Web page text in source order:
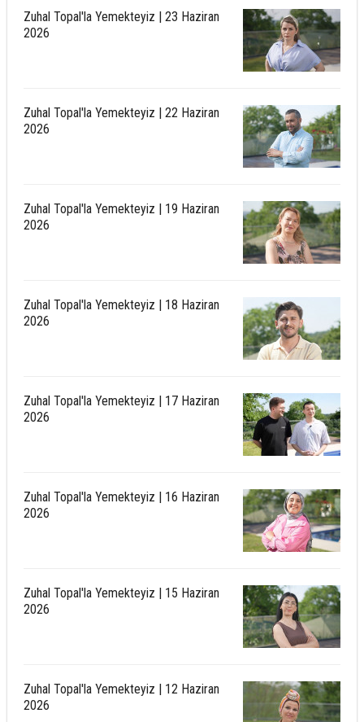
Zuhal Topal'la Yemekteyiz | 23 Haziran
2026
Zuhal Topal'la Yemekteyiz | 22 Haziran
2026
Zuhal Topal'la Yemekteyiz | 19 Haziran
2026
Zuhal Topal'la Yemekteyiz | 18 Haziran
2026
Zuhal Topal'la Yemekteyiz | 17 Haziran
2026
Zuhal Topal'la Yemekteyiz | 16 Haziran
2026
Zuhal Topal'la Yemekteyiz | 15 Haziran
2026
Zuhal Topal'la Yemekteyiz | 12 Haziran
2026